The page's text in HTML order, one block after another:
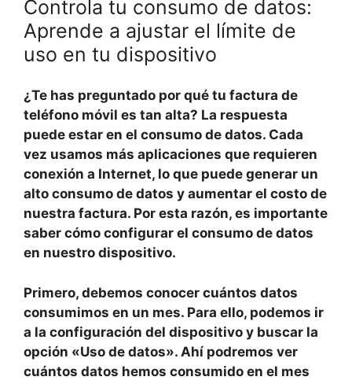
Controla tu consumo de datos:
Aprende a ajustar el límite de
uso en tu dispositivo
¿Te has preguntado por qué tu factura de
teléfono móvil es tan alta? La respuesta
puede estar en el consumo de datos. Cada
vez usamos más aplicaciones que requieren
conexión a Internet, lo que puede generar un
alto consumo de datos y aumentar el costo de
nuestra factura. Por esta razón, es importante
saber cómo configurar el consumo de datos
en nuestro dispositivo.
Primero, debemos conocer cuántos datos
consumimos en un mes. Para ello, podemos ir
a la configuración del dispositivo y buscar la
opción «Uso de datos». Ahí podremos ver
cuántos datos hemos consumido en el mes